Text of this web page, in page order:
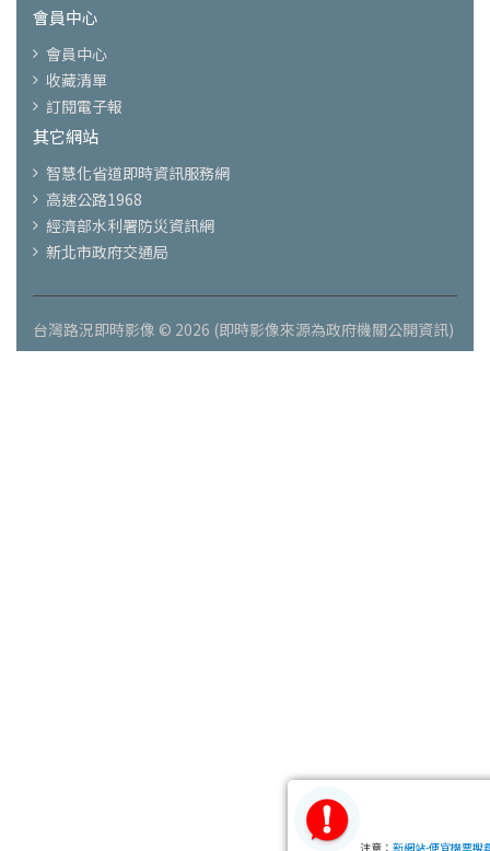
會員中心
會員中心
收藏清單
訂閱電子報
其它網站
智慧化省道即時資訊服務網
高速公路1968
經濟部水利署防災資訊網
新北市政府交通局
台灣路況即時影像 © 2026 (即時影像來源為政府機關公開資訊)
注意： 新網站-便宜機票搜